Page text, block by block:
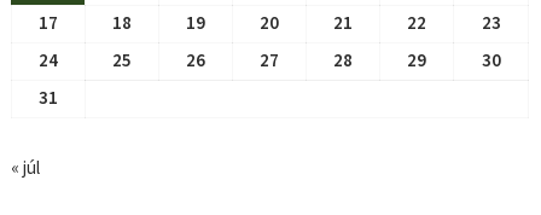
17
18 19 20 21 22
23
24
25 26 27 28 29
30
31
« júl